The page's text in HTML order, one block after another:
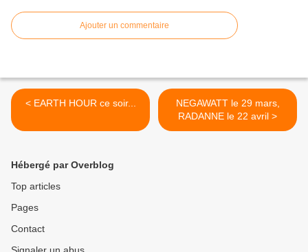
Ajouter un commentaire
< EARTH HOUR ce soir...
NEGAWATT le 29 mars,
RADANNE le 22 avril >
Hébergé par Overblog
Top articles
Pages
Contact